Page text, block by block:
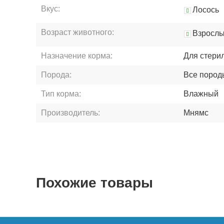
Вкус: Лосось
Возраст животного:
Назначение корма: Для
Порода: Все
Тип корма: Влажный
Производитель: Мнямс
Похожие товары